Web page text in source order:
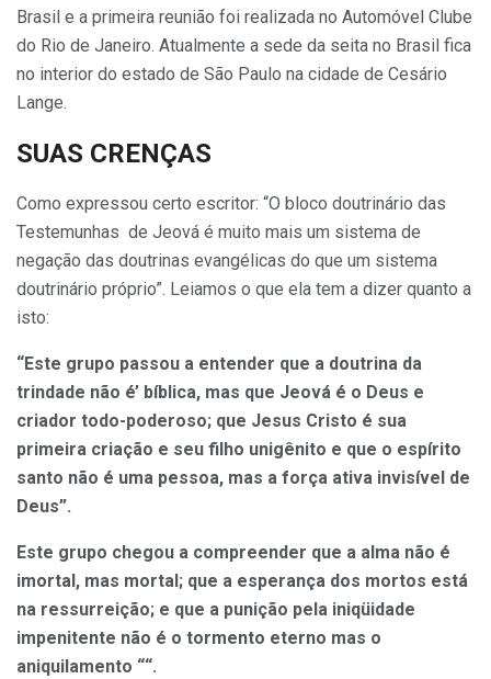
Brasil e a primeira reunião foi realizada no Automóvel Clube
do Rio de Janeiro. Atualmente a sede da seita no Brasil fica
no interior do estado de São Paulo na cidade de Cesário
Lange.
SUAS CRENÇAS
Como expressou certo escritor: “O bloco doutrinário das
Testemunhas de Jeová é muito mais um sistema de
negação das doutrinas evangélicas do que um sistema
doutrinário próprio”. Leiamos o que ela tem a dizer quanto a
isto:
“Este grupo passou a entender que a doutrina da
trindade não é’ bíblica, mas que Jeová é o Deus e
criador todo-poderoso; que Jesus Cristo é sua
primeira criação e seu filho unigênito e que o espírito
santo não é uma pessoa, mas a força ativa invisível de
Deus”.
Este grupo chegou a compreender que a alma não é
imortal, mas mortal; que a esperança dos mortos está
na ressurreição; e que a punição pela iniqüidade
impenitente não é o tormento eterno mas o
aniquilamento ““.